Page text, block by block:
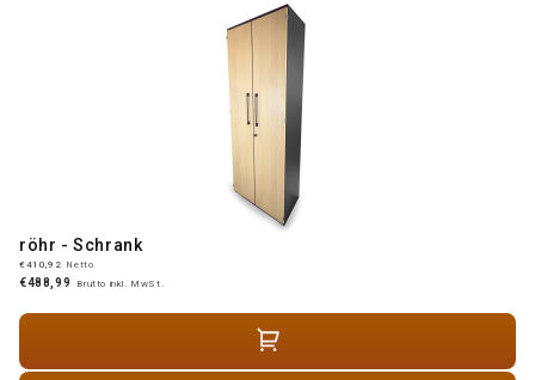
röhr - Schrank
€410,92 Netto
€488,99 Brutto inkl. MwSt.